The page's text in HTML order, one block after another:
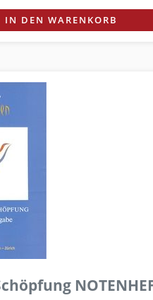
IN DEN WARENKORB